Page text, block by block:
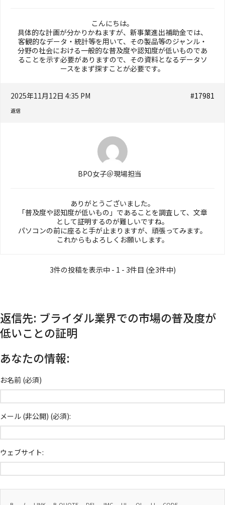
こんにちは。
具体的な計画が分かりかねますが、新事業進出補助金では、
客観的なデータ・統計等を用いて、その製品等のジャンル・
分野の社会における一般的な普及度や認知度が低いものであ
ることを示す必要がありますので、その資料となるデータソ
ースをまず探すことが必要です。
2025年11月12日 4:35 PM #17981
返信
BPO女子＠現場担当
ありがとうございました。
「普及度や認知度が低いもの」であることを調査して、文章
として証明するのが難しいですね。
パソコンの前に座ると手が止まりますが、頑張ってみます。
これからもよろしくお願いします。
3件の投稿を表示中 - 1 - 3件目 (全3件中)
返信先: ブライダル業界での市場の普及度が
低いことの証明
あなたの情報:
お名前 (必須)
メール (非公開) (必須):
ウェブサイト: